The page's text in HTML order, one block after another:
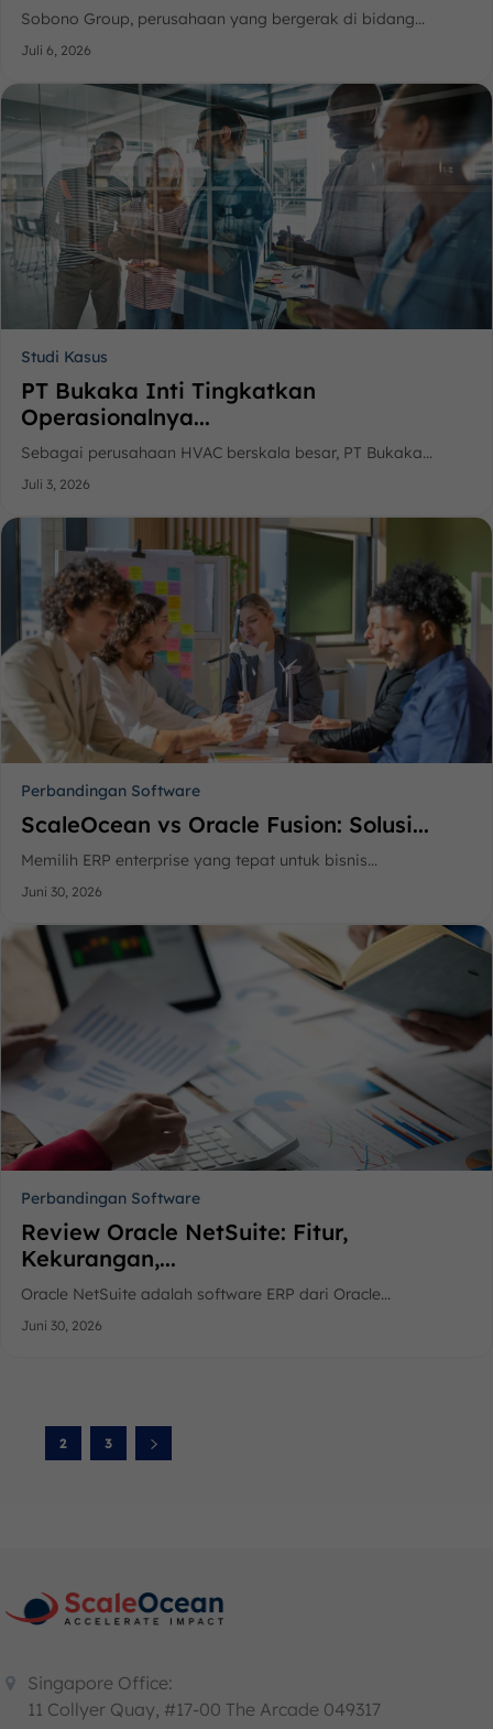
Sobono Group, perusahaan yang bergerak di bidang...
Juli 6, 2026
Studi Kasus
PT Bukaka Inti Tingkatkan
Operasionalnya...
Sebagai perusahaan HVAC berskala besar, PT Bukaka...
Juli 3, 2026
Perbandingan Software
ScaleOcean vs Oracle Fusion: Solusi...
Memilih ERP enterprise yang tepat untuk bisnis...
Juni 30, 2026
Perbandingan Software
Review Oracle NetSuite: Fitur,
Kekurangan,...
Oracle NetSuite adalah software ERP dari Oracle...
Juni 30, 2026
2 3
Singapore Office:
11 Collyer Quay, #17-00 The Arcade 049317